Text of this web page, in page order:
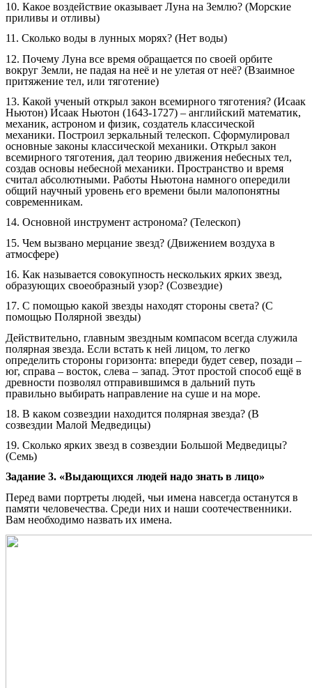
10. Какое воздействие оказывает Луна на Землю? (Морские
приливы и отливы)
11. Сколько воды в лунных морях? (Нет воды)
12. Почему Луна все время обращается по своей орбите
вокруг Земли, не падая на неё и не улетая от неё? (Взаимное
притяжение тел, или тяготение)
13. Какой ученый открыл закон всемирного тяготения? (Исаак
Ньютон) Исаак Ньютон (1643-1727) – английский математик,
механик, астроном и физик, создатель классической
механики. Построил зеркальный телескоп. Сформулировал
основные законы классической механики. Открыл закон
всемирного тяготения, дал теорию движения небесных тел,
создав основы небесной механики. Пространство и время
считал абсолютными. Работы Ньютона намного опередили
общий научный уровень его времени были малопонятны
современникам.
14. Основной инструмент астронома? (Телескоп)
15. Чем вызвано мерцание звезд? (Движением воздуха в
атмосфере)
16. Как называется совокупность нескольких ярких звезд,
образующих своеобразный узор? (Созвездие)
17. С помощью какой звезды находят стороны света? (С
помощью Полярной звезды)
Действительно, главным звездным компасом всегда служила
полярная звезда. Если встать к ней лицом, то легко
определить стороны горизонта: впереди будет север, позади –
юг, справа – восток, слева – запад. Этот простой способ ещё в
древности позволял отправившимся в дальний путь
правильно выбирать направление на суше и на море.
18. В каком созвездии находится полярная звезда? (В
созвездии Малой Медведицы)
19. Сколько ярких звезд в созвездии Большой Медведицы?
(Семь)
Задание 3. «Выдающихся людей надо знать в лицо»
Перед вами портреты людей, чьи имена навсегда останутся в
памяти человечества. Среди них и наши соотечественники.
Вам необходимо назвать их имена.